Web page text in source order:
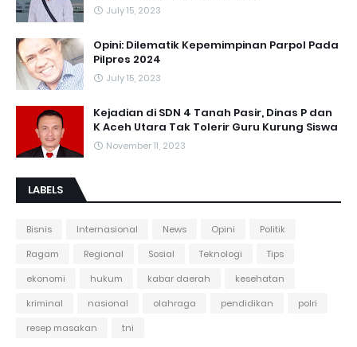
July 15, 2023
Opini: Dilematik Kepemimpinan Parpol Pada
Pilpres 2024
July 15, 2023
Kejadian di SDN 4 Tanah Pasir, Dinas P dan
K Aceh Utara Tak Tolerir Guru Kurung Siswa
November 11, 2023
LABELS
Bisnis Internasional News Opini
Politik
Ragam
Regional Sosial Teknologi
Tips
ekonomi
hukum kabar daerah
kesehatan
kriminal
nasional olahraga pendidikan
polri
resep masakan
tni